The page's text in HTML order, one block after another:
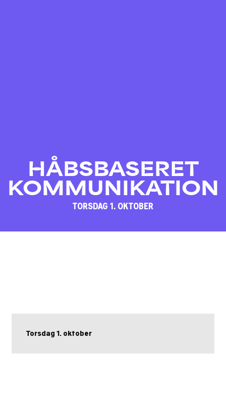
HÅBSBASERET
KOMMUNIKATION
TORSDAG 1. OKTOBER
Torsdag 1. oktober